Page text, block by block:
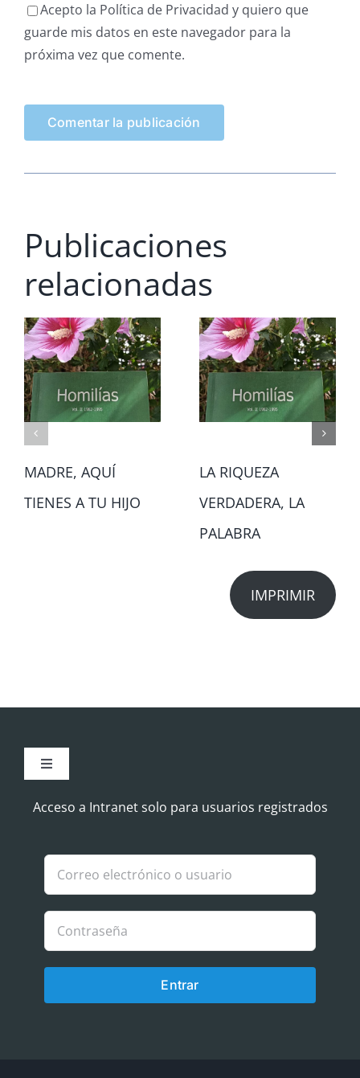
Acepto la Política de Privacidad y quiero que
guarde mis datos en este navegador para la
próxima vez que comente.
Publicaciones
relacionadas
MADRE, AQUÍ
TIENES A TU HIJO
LA RIQUEZA
VERDADERA, LA
PALABRA
IMPRIMIR
Toggle
Aviso Legal
Política de Cookies
Política de privacidad
Acceso a Intranet solo para usuarios registrados
Entrar